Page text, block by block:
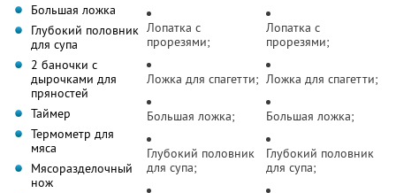
Большая ложка
Глубокий половник
для супа
2 баночки с
дырочками для
пряностей
Таймер
Термометр для
мяса
Мясоразделочный
нож
Лопатка с
прорезями;
Ложка для спагетти;
Большая ложка;
Глубокий половник
для супа;
Лопатка с
прорезями;
Ложка для спагетти;
Большая ложка;
Глубокий половник
для супа;